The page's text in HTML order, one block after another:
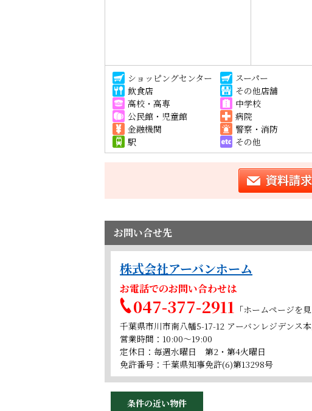
ショッピングセンター スーパー
飲食店
その他店舗
高校・高専
中学校
公民館・児童館
病院
金融機関
警察・消防
駅
その他
お問い合せ先
株式会社アーバンホーム
お電話でのお問い合わせは
047-377-2911
「ホームページを
千葉県市川市南八幡5-17-12 アーバンレジデンス
営業時間：10:00～19:00
定休日：毎週水曜日 第2・第4火曜日
免許番号：千葉県知事免許(6)第13298号
条件の近い物件